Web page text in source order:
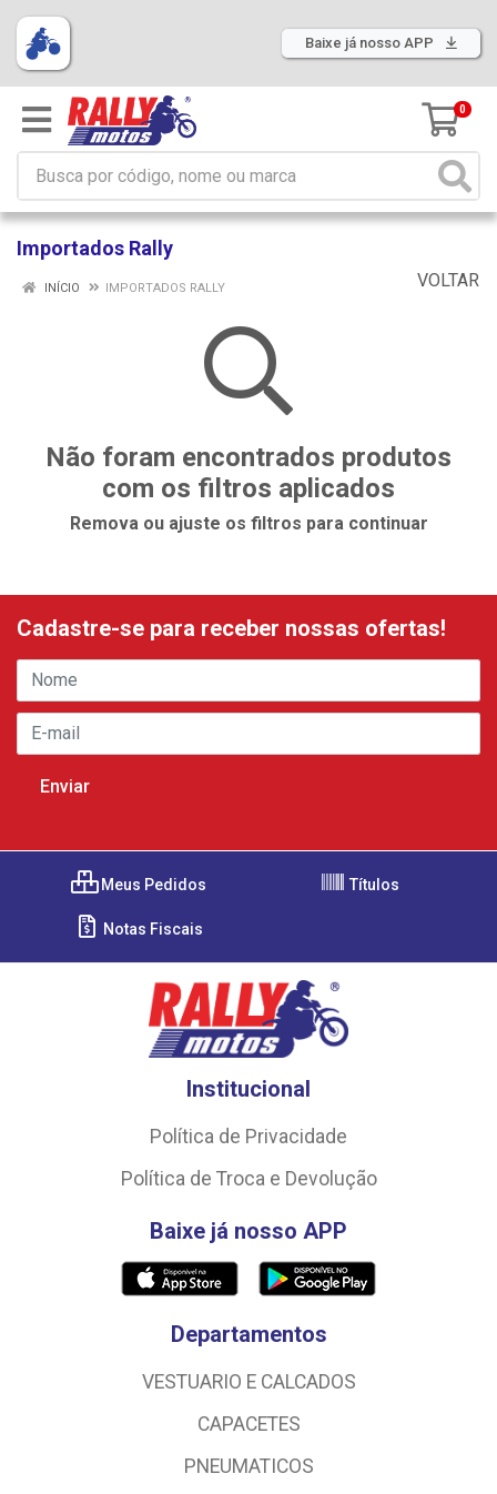
Baixe já nosso APP
0
Importados Rally
VOLTAR
INÍCIO IMPORTADOS RALLY
Não foram encontrados produtos
com os filtros aplicados
Remova ou ajuste os filtros para continuar
Cadastre-se para receber nossas ofertas!
Meus Pedidos Títulos
Notas Fiscais
Institucional
Política de Privacidade
Política de Troca e Devolução
Baixe já nosso APP
Departamentos
VESTUARIO E CALCADOS
CAPACETES
PNEUMATICOS